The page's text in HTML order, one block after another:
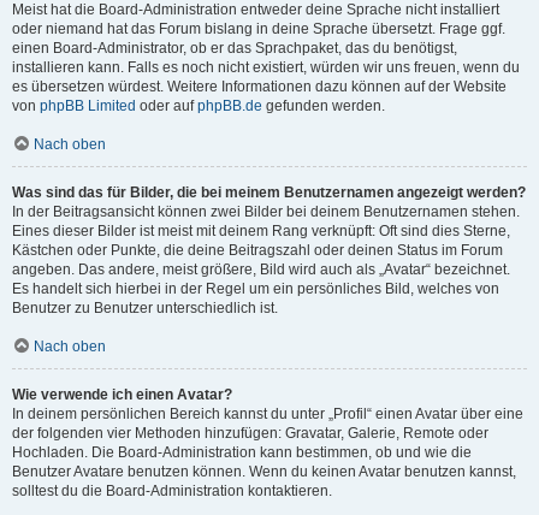
Meist hat die Board-Administration entweder deine Sprache nicht installiert
oder niemand hat das Forum bislang in deine Sprache übersetzt. Frage ggf.
einen Board-Administrator, ob er das Sprachpaket, das du benötigst,
installieren kann. Falls es noch nicht existiert, würden wir uns freuen, wenn du
es übersetzen würdest. Weitere Informationen dazu können auf der Website
von phpBB Limited oder aufphpBB.de gefunden werden.
Nach oben
Was sind das für Bilder, die bei meinem Benutzernamen angezeigt werden?
In der Beitragsansicht können zwei Bilder bei deinem Benutzernamen stehen.
Eines dieser Bilder ist meist mit deinem Rang verknüpft: Oft sind dies Sterne,
Kästchen oder Punkte, die deine Beitragszahl oder deinen Status im Forum
angeben. Das andere, meist größere, Bild wird auch als „Avatar“ bezeichnet.
Es handelt sich hierbei in der Regel um ein persönliches Bild, welches von
Benutzer zu Benutzer unterschiedlich ist.
Nach oben
Wie verwende ich einen Avatar?
In deinem persönlichen Bereich kannst du unter „Profil“ einen Avatar über eine
der folgenden vier Methoden hinzufügen: Gravatar, Galerie, Remote oder
Hochladen. Die Board-Administration kann bestimmen, ob und wie die
Benutzer Avatare benutzen können. Wenn du keinen Avatar benutzen kannst,
solltest du die Board-Administration kontaktieren.